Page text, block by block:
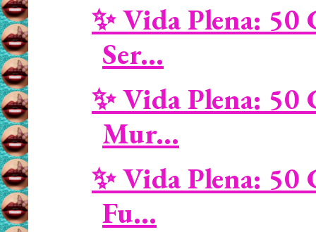
✨ Vida Plena: 50
Ser...
✨ Vida Plena: 50
Mur...
✨ Vida Plena: 50
Fu...